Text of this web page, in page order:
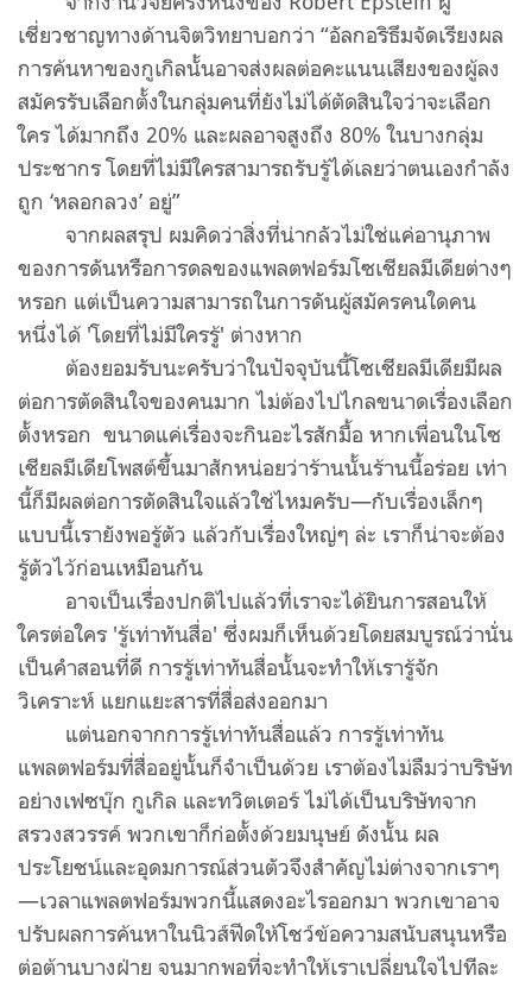
เชี่ยวชาญทางด้านจิตวิทยาบอกว่า “อัลกอริธึมจัดเรียงผล
การค้นหาของกูเกิลนั้นอาจส่งผลต่อคะแนนเสียงของผู้ลง
สมัครรับเลือกตั้งในกลุ่มคนที่ยังไม่ได้ตัดสินใจว่าจะเลือก
ใคร ได้มากถึง 20% และผลอาจสูงถึง 80% ในบางกลุ่ม
ประชากร โดยที่ไม่มีใครสามารถรับรู้ได้เลยว่าตนเองกำลัง
ถูก ‘หลอกลวง’ อยู่”
จากผลสรุป ผมคิดว่าสิ่งที่น่ากลัวไม่ใช่แค่อานุภาพ
ของการดันหรือการดลของแพลตฟอร์มโซเชียลมีเดียต่างๆ
หรอก แต่เป็นความสามารถในการดันผู้สมัครคนใดคน
หนึ่งได้ 'โดยที่ไม่มีใครรู้' ต่างหาก
ต้องยอมรับนะครับว่าในปัจจุบันนี้โซเชียลมีเดียมีผล
ต่อการตัดสินใจของคนมาก ไม่ต้องไปไกลขนาดเรื่องเลือก
ตั้งหรอก ขนาดแค่เรื่องจะกินอะไรสักมื้อ หากเพื่อนในโซ
เชียลมีเดียโพสต์ขึ้นมาสักหน่อยว่าร้านนั้นร้านนี้อร่อย เท่า
นี้ก็มีผลต่อการตัดสินใจแล้วใช่ไหมครับ—กับเรื่องเล็กๆ
แบบนี้เรายังพอรู้ตัว แล้วกับเรื่องใหญ่ๆ ล่ะ เราก็น่าจะต้อง
รู้ตัวไว้ก่อนเหมือนกัน
อาจเป็นเรื่องปกติไปแล้วที่เราจะได้ยินการสอนให้
ใครต่อใคร 'รู้เท่าทันสื่อ' ซึ่งผมก็เห็นด้วยโดยสมบูรณ์ว่านั่น
เป็นคำสอนที่ดี การรู้เท่าทันสื่อนั้นจะทำให้เรารู้จัก
วิเคราะห์ แยกแยะสารที่สื่อส่งออกมา
แต่นอกจากการรู้เท่าทันสื่อแล้ว การรู้เท่าทัน
แพลตฟอร์มที่สื่ออยู่นั้นก็จำเป็นด้วย เราต้องไม่ลืมว่าบริษัท
อย่างเฟซบุ๊ก กูเกิล และทวิตเตอร์ ไม่ได้เป็นบริษัทจาก
สรวงสวรรค์ พวกเขาก็ก่อตั้งด้วยมนุษย์ ดังนั้น ผล
ประโยชน์และอุดมการณ์ส่วนตัวจึงสำคัญไม่ต่างจากเราๆ
—เวลาแพลตฟอร์มพวกนี้แสดงอะไรออกมา พวกเขาอาจ
ปรับผลการค้นหาในนิวส์ฟีดให้โชว์ข้อความสนับสนุนหรือ
ต่อต้านบางฝ่าย จนมากพอที่จะทำให้เราเปลี่ยนใจไปทีละ